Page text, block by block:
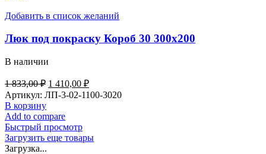
Добавить в список желаний
Люк под покраску Короб 30 300х200
В наличии
1 833,00₽ 1 410,00 ₽
Артикул: ЛП-3-02-1100-3020
В корзину
Add to compare
Быстрый просмотр
Загрузить еще товары
Загрузка...